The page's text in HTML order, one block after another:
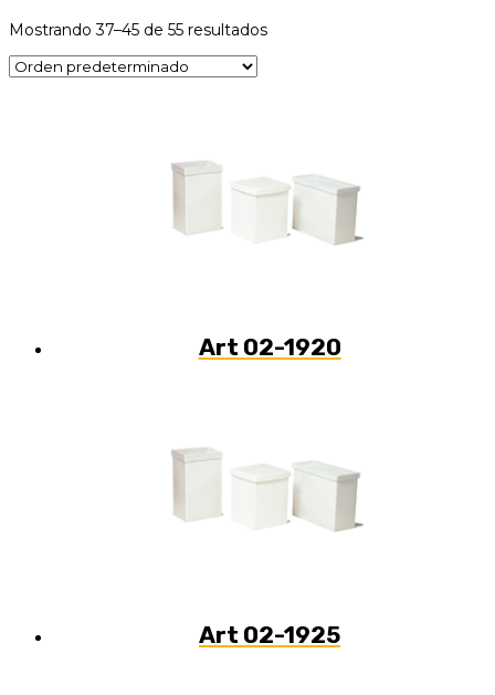
Mostrando 37–45 de 55 resultados
Art 02-1920
Art 02-1925